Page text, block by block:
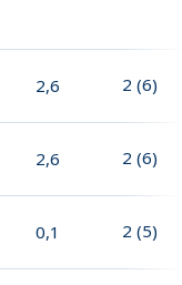
2,6 2 (6)
2,6 2 (6)
0,1 2 (5)